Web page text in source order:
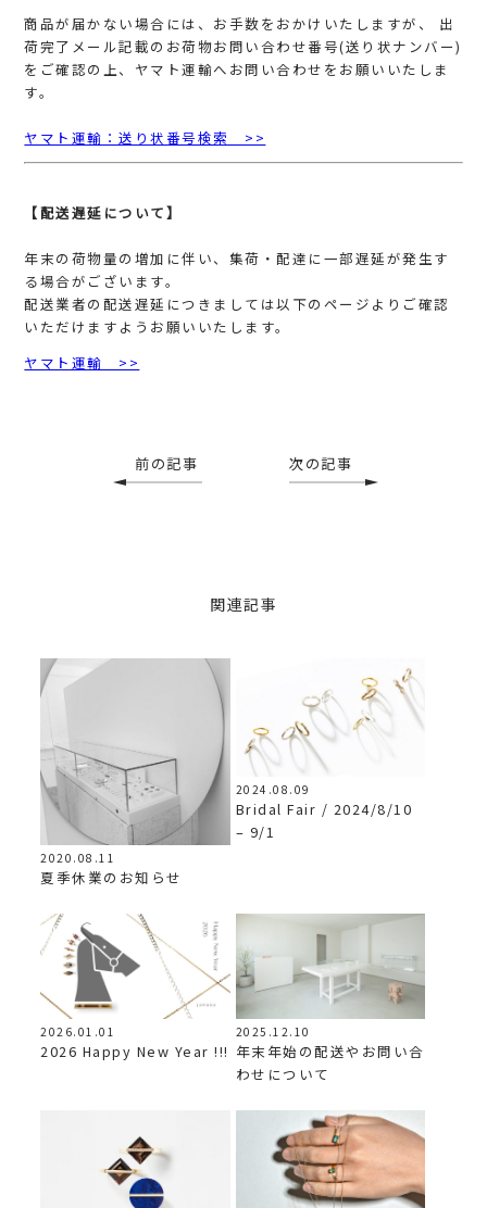
関連記事
2020.08.11
夏季休業のお知らせ
2024.08.09
Bridal Fair / 2024/8/10
– 9/1
2026.01.01
2026 Happy New Year !!!
2025.12.10
年末年始の配送やお問い合
わせについて
商品が届かない場合には、お手数をおかけいたしますが、 出
荷完了メール記載のお荷物お問い合わせ番号(送り状ナンバー)
をご確認の上、ヤマト運輸へお問い合わせをお願いいたしま
す。
ヤマト運輸：送り状番号検索 >>
【配送遅延について】
年末の荷物量の増加に伴い、集荷・配達に一部遅延が発生す
る場合がございます。
配送業者の配送遅延につきましては以下のページよりご確認
いただけますようお願いいたします。
ヤマト運輸 >>
前の記事 次の記事